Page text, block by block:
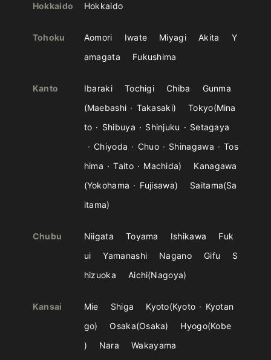
Hokkaido Hokkaido
Tohoku Aomori Iwate Miyagi Akita
Y
amagata
Fukushima
Kanto Ibaraki Tochigi Chiba
Gunma
Maebashi
Takasaki Tokyo Mina
to
Shibuya Shinjuku
Setagaya
Chiyoda
Chuo Shinagawa
Tos
hima
Taito Machida
Kanagawa
Yokohama
Fujisawa Saitama Sa
itama
Chubu Niigata Toyama Ishikawa
Fuk
ui
Yamanashi Nagano Gifu
S
hizuoka
Aichi Nagoya
Kansai Mie Shiga Kyoto Kyoto
Kyotan
go
Osaka Osaka Hyogo Kobe
Nara
Wakayama